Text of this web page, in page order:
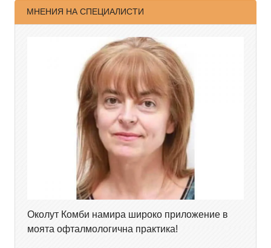
МНЕНИЯ НА СПЕЦИАЛИСТИ
Околут Комби намира широко приложение в
моята офталмологична практика!